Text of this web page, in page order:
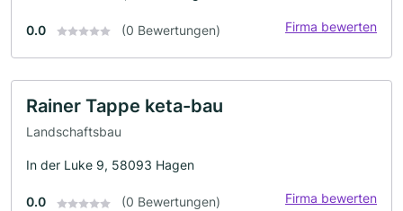
0.0 (0 Bewertungen) Firma bewerten
Rainer Tappe keta-bau
Landschaftsbau
In der Luke 9, 58093 Hagen
0.0 (0 Bewertungen) Firma bewerten